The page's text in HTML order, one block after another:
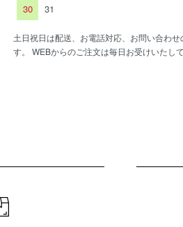
30
31
土日祝日は配送、お電話対応、お問い合わ
す。 WEBからのご注文は毎日お受けいたして